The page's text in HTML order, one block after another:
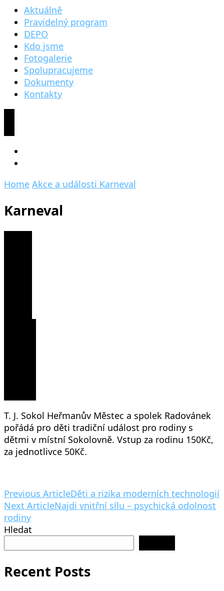
Aktuálně
Pravidelný program
DEPO
Kdo jsme
Fotogalerie
Spolupracujeme
Dokumenty
Kontakty
Home Akce a události Karneval
Karneval
T. J. Sokol Heřmanův Městec a spolek Radovánek
pořádá pro děti tradiční událost pro rodiny s
dětmi v místní Sokolovně. Vstup za rodinu 150Kč,
za jednotlivce 50Kč.
Post
Navigation
Previous ArticleDěti a rizika moderních technologií
Next ArticleNajdi vnitřní sílu – psychická odolnost
rodiny
Hledat
Recent Posts